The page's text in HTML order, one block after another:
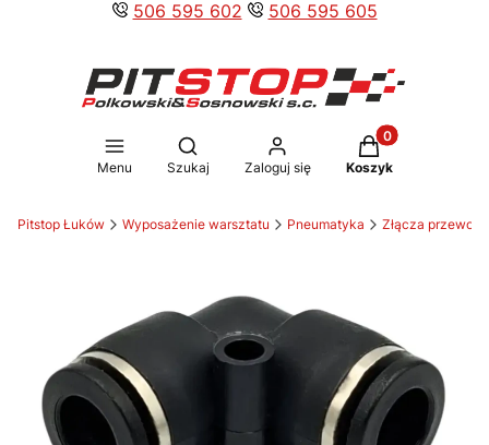
506 595 602 506 595 605
Menu
Otwórz wyszukiwarkę
Szukaj Zaloguj się
Produkty w
Koszyk
Pitstop Łuków Wyposażenie warsztatu Pneumatyka Złącza